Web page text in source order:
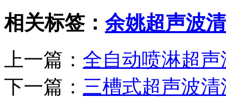
相关标签： 余姚超声波
上一篇： 全自动喷淋超
下一篇： 三槽式超声波清